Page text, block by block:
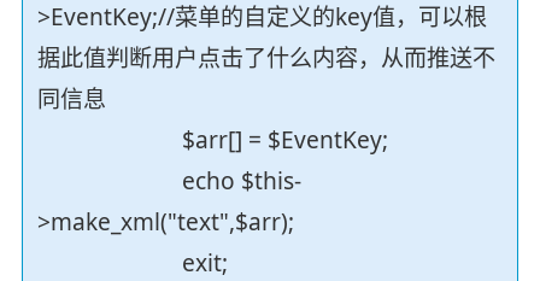
>EventKey;//菜单的自定义的key值，可以根
据此值判断用户点击了什么内容，从而推送不
同信息
$arr[] = $EventKey;
echo $this-
>make_xml("text",$arr);
exit;